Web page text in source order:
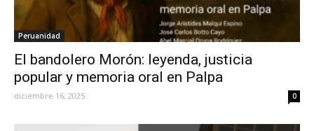
Peruanidad
El bandolero Morón: leyenda, justicia
popular y memoria oral en Palpa
diciembre 16, 2025 0